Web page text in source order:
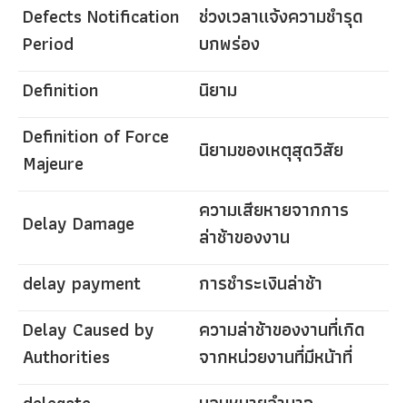
Defects Notification
Period
ช่วงเวลาแจ้งความชำรุด
บกพร่อง
Definition
นิยาม
Definition of Force
Majeure
นิยามของเหตุสุดวิสัย
Delay Damage
ความเสียหายจากการ
ล่าช้าของงาน
delay payment
การชำระเงินล่าช้า
Delay Caused by
Authorities
ความล่าช้าของงานที่เกิด
จากหน่วยงานที่มีหน้าที่